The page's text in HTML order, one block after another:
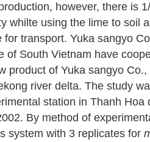
however, there is
whilte using the lime to soil
for transport. Yuka sangyo
of South Vietnam have
product of Yuka sangyo
river delta. The study
station in Thanh Hoa
By method of
system with 3 replicates for